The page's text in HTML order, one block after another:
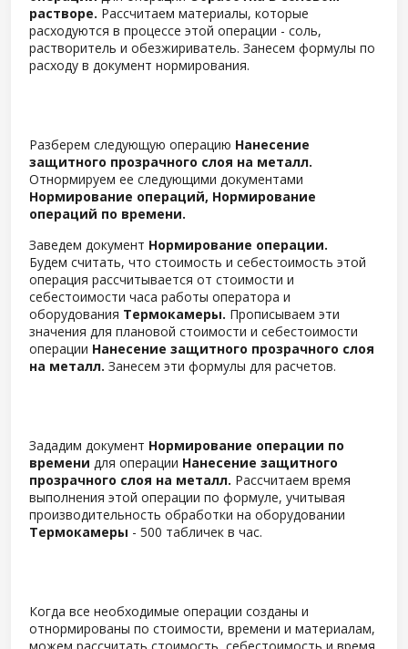
растворе. Рассчитаем материалы, которые
расходуются в процессе этой операции - соль,
растворитель и обезжириватель. Занесем формулы по
расходу в документ нормирования.
Разберем следующую операцию Нанесение
защитного прозрачного слоя на металл.
Отнормируем ее следующими документами
Нормирование операций, Нормирование
операций по времени.
Заведем документ Нормирование операции.
Будем считать, что стоимость и себестоимость этой
операция рассчитывается от стоимости и
себестоимости часа работы оператора и
оборудования Термокамеры. Прописываем эти
значения для плановой стоимости и себестоимости
операции Нанесение защитного прозрачного слоя
на металл. Занесем эти формулы для расчетов.
Зададим документ Нормирование операции по
времени для операции Нанесение защитного
прозрачного слоя на металл. Рассчитаем время
выполнения этой операции по формуле, учитывая
производительность обработки на оборудовании
Термокамеры - 500 табличек в час.
Когда все необходимые операции созданы и
отнормированы по стоимости, времени и материалам,